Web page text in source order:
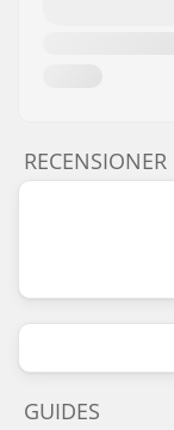
RECENSIONER
GUIDES